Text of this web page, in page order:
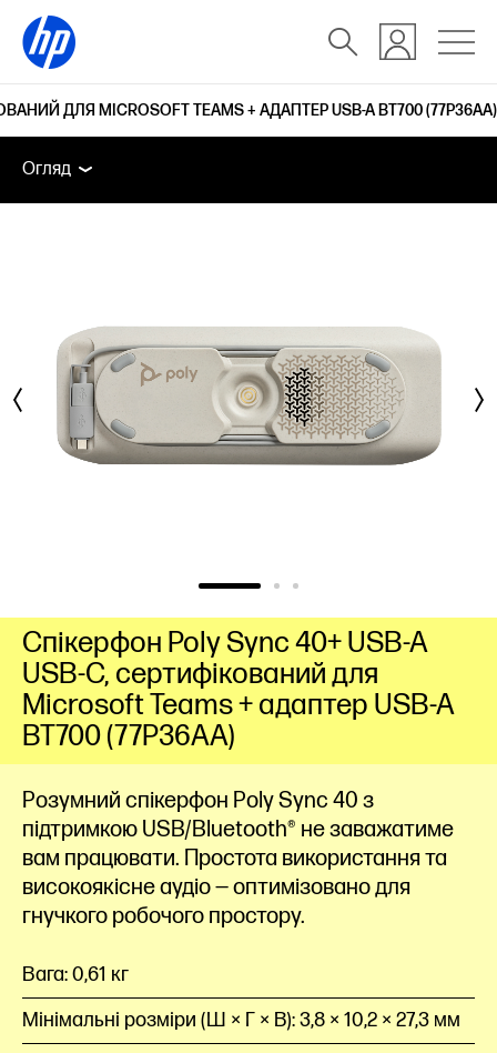
ДЛЯ MICROSOFT TEAMS + АДАПТЕР USB-A BT700 (77P36AA)
Огляд Функції Технічні характеристики
Огляд
Аксесуари
підтримка
Розумний спікерфон Poly Sync 40 з
підтримкою USB/Bluetooth® не заважатиме
вам працювати. Простота використання та
високоякісне аудіо — оптимізовано для
гнучкого робочого простору.
Вага: 0,61 кг
Мінімальні розміри (Ш × Г × В): 3,8 × 10,2 × 27,3 мм
Спікерфон Poly Sync 40+ USB-A
USB-C, сертифікований для
Microsoft Teams + адаптер USB-A
BT700 (77P36AA)